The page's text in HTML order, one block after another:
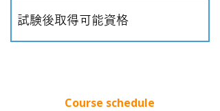
試験後取得可能資格
Course schedule